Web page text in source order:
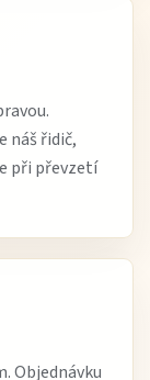
náš řidič,
při převzetí
Objednávku